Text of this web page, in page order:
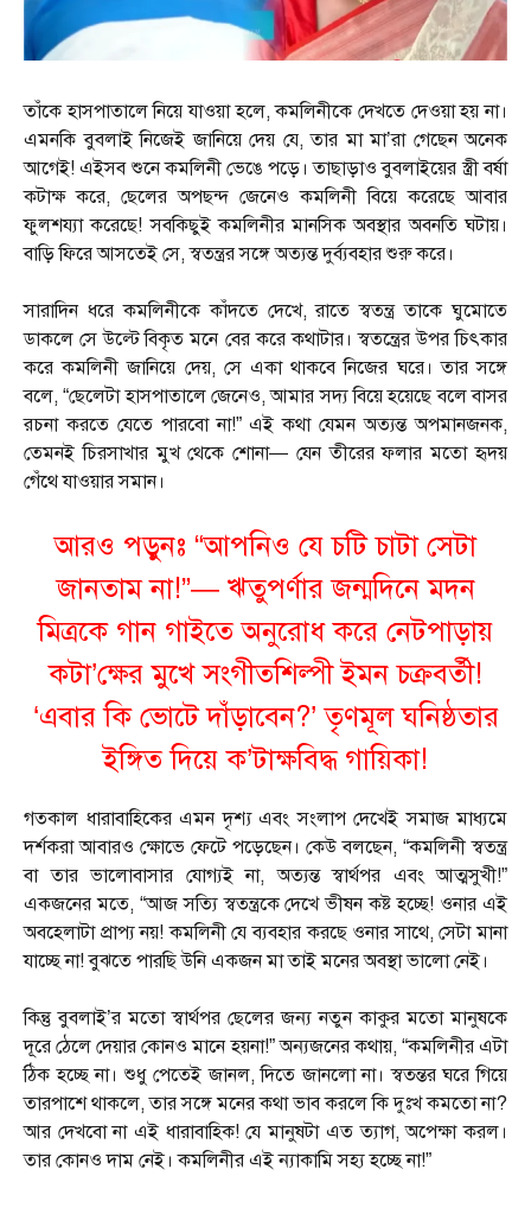
তাঁকে হাসপাতালে নিয়ে যাওয়া হলে, কমলিনীকে দেখতে দেওয়া হয় না।
এমনকি বুবলাই নিজেই জানিয়ে দেয় যে, তার মা মা’রা গেছেন অনেক
আগেই! এইসব শুনে কমলিনী ভেঙে পড়ে। তাছাড়াও বুবলাইয়ের স্ত্রী বর্ষা
কটাক্ষ করে, ছেলের অপছন্দ জেনেও কমলিনী বিয়ে করেছে আবার
ফুলশয্যা করেছে! সবকিছুই কমলিনীর মানসিক অবস্থার অবনতি ঘটায়।
বাড়ি ফিরে আসতেই সে, স্বতন্ত্রর সঙ্গে অত্যন্ত দুর্ব্যবহার শুরু করে।
সারাদিন ধরে কমলিনীকে কাঁদতে দেখে, রাতে স্বতন্ত্র তাকে ঘুমোতে
ডাকলে সে উল্টে বিকৃত মনে বের করে কথাটার। স্বতন্ত্রের উপর চিৎকার
করে কমলিনী জানিয়ে দেয়, সে একা থাকবে নিজের ঘরে। তার সঙ্গে
বলে, “ছেলেটা হাসপাতালে জেনেও, আমার সদ্য বিয়ে হয়েছে বলে বাসর
রচনা করতে যেতে পারবো না!” এই কথা যেমন অত্যন্ত অপমানজনক,
তেমনই চিরসাখার মুখ থেকে শোনা— যেন তীরের ফলার মতো হৃদয়
গেঁথে যাওয়ার সমান।
আরও পড়ুনঃ “আপনিও যে চটি চাটা সেটা
জানতাম না!”— ঋতুপর্ণার জন্মদিনে মদন
মিত্রকে গান গাইতে অনুরোধ করে নেটপাড়ায়
কটা’ক্ষের মুখে সংগীতশিল্পী ইমন চক্রবর্তী!
‘এবার কি ভোটে দাঁড়াবেন?’ তৃণমূল ঘনিষ্ঠতার
ইঙ্গিত দিয়ে ক’টাক্ষবিদ্ধ গায়িকা!
গতকাল ধারাবাহিকের এমন দৃশ্য এবং সংলাপ দেখেই সমাজ মাধ্যমে
দর্শকরা আবারও ক্ষোভে ফেটে পড়েছেন। কেউ বলছেন, “কমলিনী স্বতন্ত্র
বা তার ভালোবাসার যোগ্যই না, অত্যন্ত স্বার্থপর এবং আত্মসুখী!”
একজনের মতে, “আজ সত্যি স্বতন্ত্রকে দেখে ভীষন কষ্ট হচ্ছে! ওনার এই
অবহেলাটা প্রাপ্য নয়! কমলিনী যে ব্যবহার করছে ওনার সাথে, সেটা মানা
যাচ্ছে না! বুঝতে পারছি উনি একজন মা তাই মনের অবস্থা ভালো নেই।
কিন্তু বুবলাই’র মতো স্বার্থপর ছেলের জন্য নতুন কাকুর মতো মানুষকে
দূরে ঠেলে দেয়ার কোনও মানে হয়না!” অন্যজনের কথায়, “কমলিনীর এটা
ঠিক হচ্ছে না। শুধু পেতেই জানল, দিতে জানলো না। স্বতন্তর ঘরে গিয়ে
তারপাশে থাকলে, তার সঙ্গে মনের কথা ভাব করলে কি দুঃখ কমতো না?
আর দেখবো না এই ধারাবাহিক! যে মানুষটা এত ত্যাগ, অপেক্ষা করল।
তার কোনও দাম নেই। কমলিনীর এই ন্যাকামি সহ্য হচ্ছে না!”